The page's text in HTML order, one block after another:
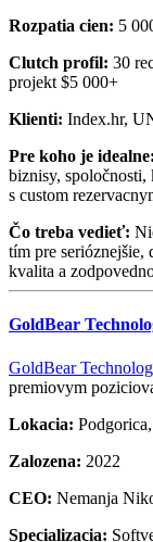
Rozpatia cien: 5
Clutch profil: 30
projekt $5 000+
Klienti: Index.hr,
Pre koho je idealne:
biznisy,
s custom
Čo treba vedieť:
tím pre serióznejšie,
kvalita a
GoldBear
GoldBear
premiovym
Lokacia:
Zalozena: 2022
CEO: Nemanja
Specializacia: